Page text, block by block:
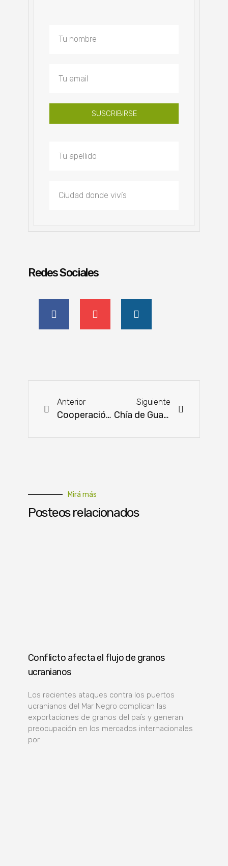
SUSCRIBIRSE
Redes Sociales
Anterior
Cooperación interinstitucional para promover prácticas sostenibles
Siguiente
Chía de Guayayvi directamente a Dubái
Mirá más
Posteos relacionados
Conflicto afecta el flujo de granos
ucranianos
Los recientes ataques contra los puertos
ucranianos del Mar Negro complican las
exportaciones de granos del país y generan
preocupación en los mercados internacionales
por